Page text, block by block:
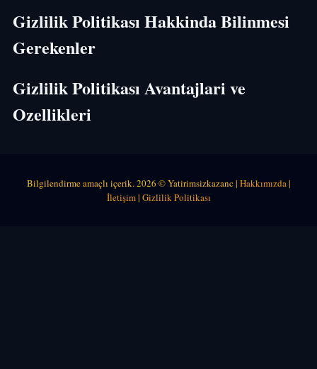
Gizlilik Politikası Hakkinda Bilinmesi
Gerekenler
Gizlilik Politikası Avantajlari ve
Ozellikleri
Bilgilendirme amaçlı içerik. 2026 © Yatirimsizkazanc | Hakkımızda |
İletişim| Gizlilik Politikası